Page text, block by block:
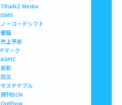
TRaiNZ Media
ISMS
ノーコードシフト
書籍
売上予測
Pマーク
ASPIC
表彰
防災
サステナブル
週刊BCN
OptFlow